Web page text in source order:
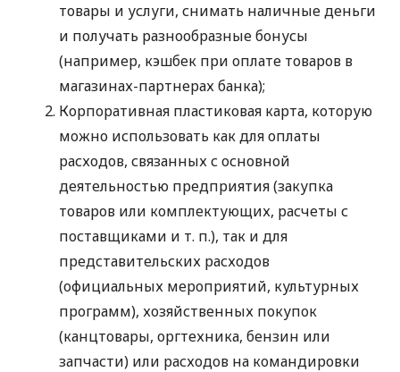
товары и услуги, снимать наличные деньги
и получать разнообразные бонусы
(например, кэшбек при оплате товаров в
магазинах-партнерах банка);
Корпоративная пластиковая карта, которую
можно использовать как для оплаты
расходов, связанных с основной
деятельностью предприятия (закупка
товаров или комплектующих, расчеты с
поставщиками и т. п.), так и для
представительских расходов
(официальных мероприятий, культурных
программ), хозяйственных покупок
(канцтовары, оргтехника, бензин или
запчасти) или расходов на командировки